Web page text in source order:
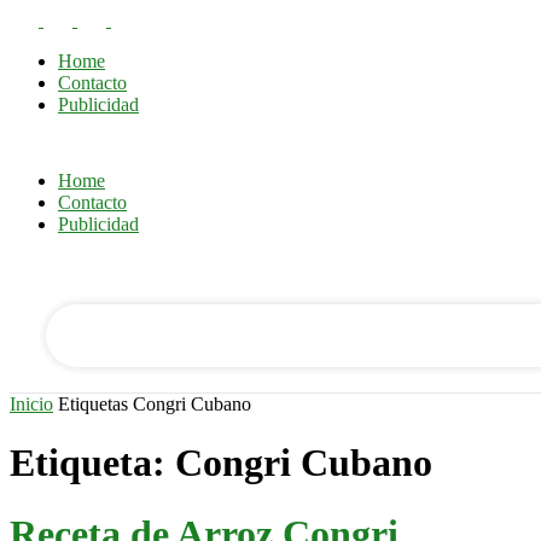
Home
Contacto
Publicidad
Home
Contacto
Publicidad
Inicio Etiquetas Congri Cubano
Etiqueta: Congri Cubano